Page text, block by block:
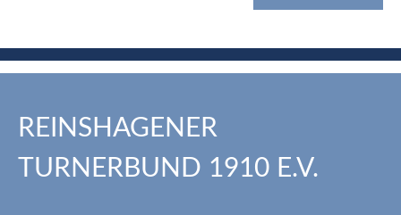
REINSHAGENER
TURNERBUND 1910 E.V.